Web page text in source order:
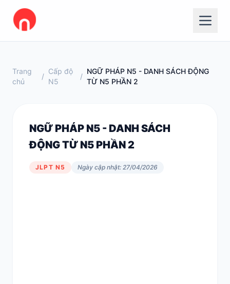
Trang
chủ
/
Cấp độ
N5
/
NGỮ PHÁP N5 - DANH SÁCH ĐỘNG
TỪ N5 PHẦN 2
NGỮ PHÁP N5 - DANH SÁCH
ĐỘNG TỪ N5 PHẦN 2
JLPT N5 Ngày cập nhật: 27/04/2026